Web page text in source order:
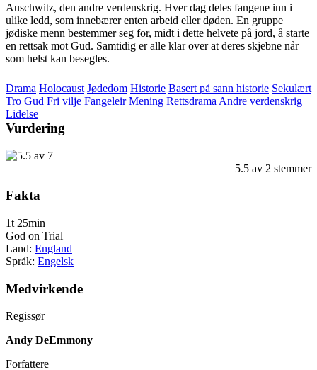
Auschwitz, den andre verdenskrig. Hver dag deles fangene inn i
ulike ledd, som innebærer enten arbeid eller døden. En gruppe
jødiske menn bestemmer seg for, midt i dette helvete på jord, å starte
en rettsak mot Gud. Samtidig er alle klar over at deres skjebne når
som helst kan besegles.
Drama Holocaust Jødedom Historie Basert på sann historie Sekulært
Tro Gud Fri vilje Fangeleir Mening Rettsdrama Andre verdenskrig
Lidelse
Vurdering
5.5 av 2 stemmer
Fakta
1t 25min
God on Trial
Land: England
Språk: Engelsk
Medvirkende
Regissør
Andy DeEmmony
Forfattere